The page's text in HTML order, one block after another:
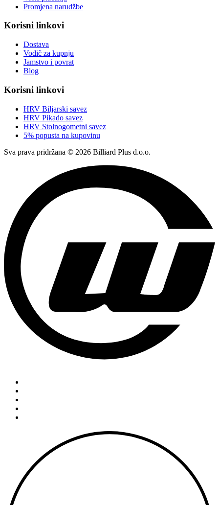
Promjena narudžbe
Korisni linkovi
Dostava
Vodič za kupnju
Jamstvo i povrat
Blog
Korisni linkovi
HRV Biljarski savez
HRV Pikado savez
HRV Stolnogometni savez
5% popusta na kupovinu
Sva prava pridržana © 2026 Billiard Plus d.o.o.